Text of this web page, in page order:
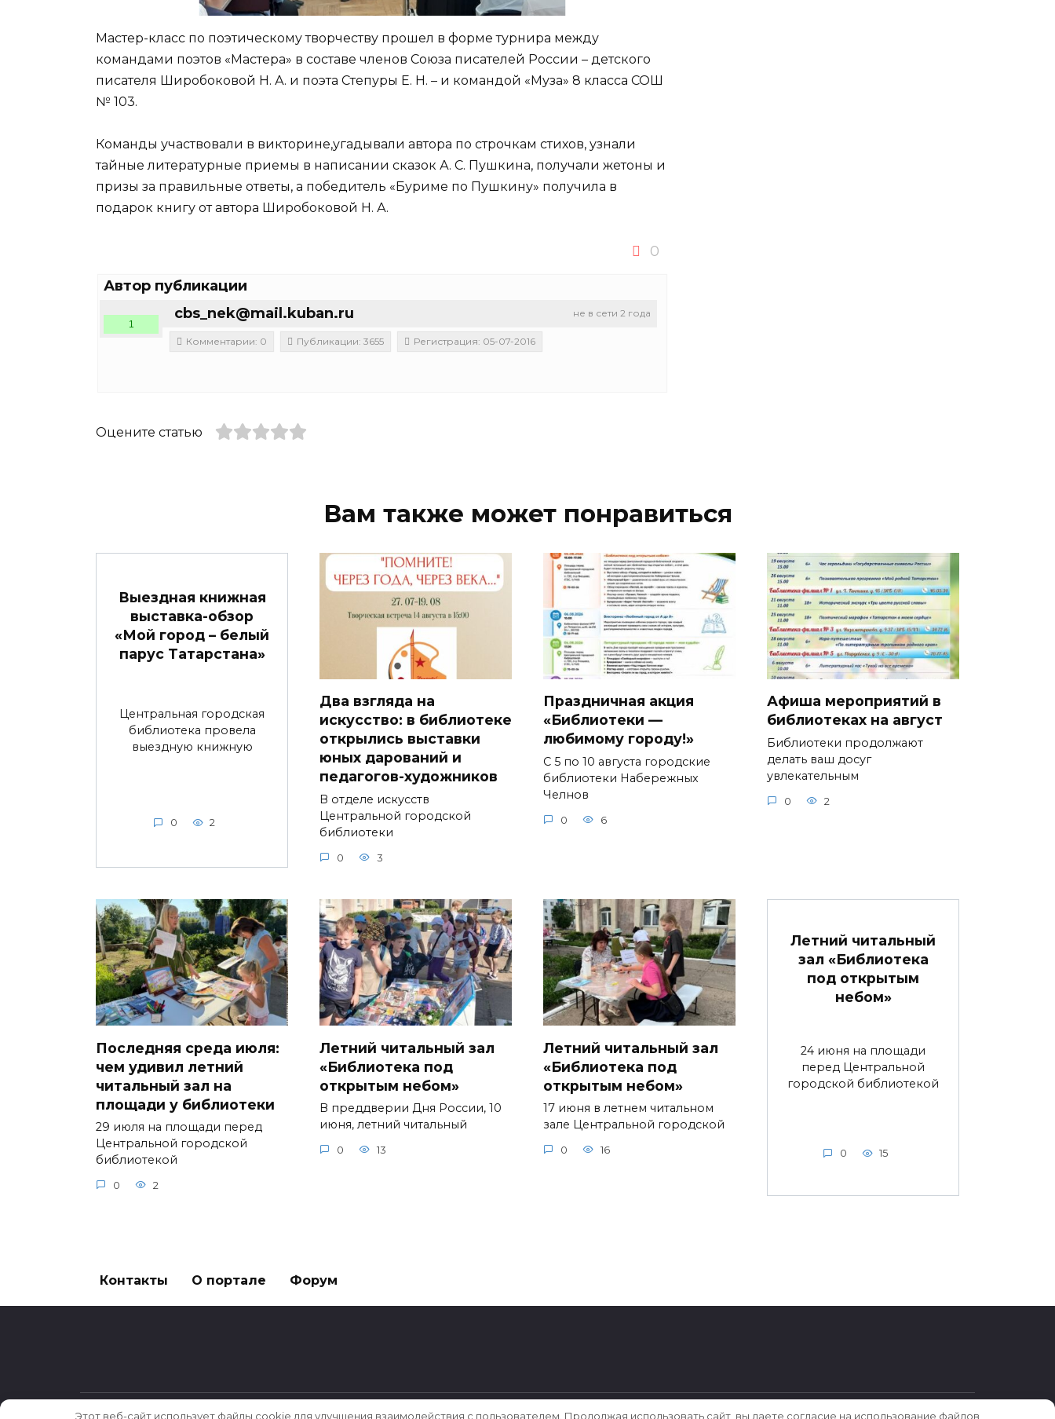
Мастер-класс по поэтическому творчеству прошел в форме турнира между
командами поэтов «Мастера» в составе членов Союза писателей России – детского
писателя Широбоковой Н. А. и поэта Степуры Е. Н. – и командой «Муза» 8 класса СОШ
№ 103.
Команды участвовали в викторине,угадывали автора по строчкам стихов, узнали
тайные литературные приемы в написании сказок А. С. Пушкина, получали жетоны и
призы за правильные ответы, а победитель «Буриме по Пушкину» получила в
подарок книгу от автора Широбоковой Н. А.
0
Автор публикации
не в сети 2 года
cbs_nek@mail.kuban.ru
1
Комментарии: 0 Публикации: 3655 Регистрация: 05-07-2016
Оцените статью
Вам также может понравиться
Выездная книжная
выставка-обзор
«Мой город – белый
парус Татарстана»
Центральная городская
библиотека провела
выездную книжную
0 2
Два взгляда на
искусство: в библиотеке
открылись выставки
юных дарований и
педагогов-художников
В отделе искусств
Центральной городской
библиотеки
0 3
Праздничная акция
«Библиотеки —
любимому городу!»
С 5 по 10 августа городские
библиотеки Набережных
Челнов
0 6
Афиша мероприятий в
библиотеках на август
Библиотеки продолжают
делать ваш досуг
увлекательным
0 2
Последняя среда июля:
чем удивил летний
читальный зал на
площади у библиотеки
29 июля на площади перед
Центральной городской
библиотекой
0 2
Летний читальный зал
«Библиотека под
открытым небом»
В преддверии Дня России, 10
июня, летний читальный
0 13
Летний читальный зал
«Библиотека под
открытым небом»
17 июня в летнем читальном
зале Центральной городской
0 16
Летний читальный
зал «Библиотека
под открытым
небом»
24 июня на площади
перед Центральной
городской библиотекой
0 15
Контакты О портале Форум
Этот веб-сайт использует файлы cookie для улучшения взаимодействия с пользователем. Продолжая использовать сайт, вы даете согласие на использование файлов